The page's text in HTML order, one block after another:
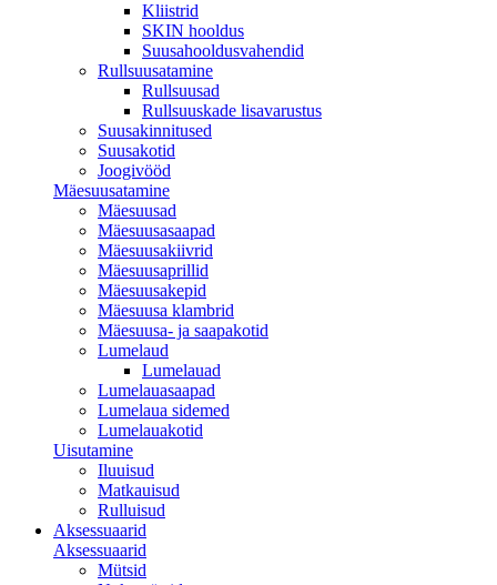
Kliistrid
SKIN hooldus
Suusahooldusvahendid
Rullsuusatamine
Rullsuusad
Rullsuuskade lisavarustus
Suusakinnitused
Suusakotid
Joogivööd
Mäesuusatamine
Mäesuusad
Mäesuusasaapad
Mäesuusakiivrid
Mäesuusaprillid
Mäesuusakepid
Mäesuusa klambrid
Mäesuusa- ja saapakotid
Lumelaud
Lumelauad
Lumelauasaapad
Lumelaua sidemed
Lumelauakotid
Uisutamine
Iluuisud
Matkauisud
Rulluisud
Aksessuaarid
Aksessuaarid
Mütsid